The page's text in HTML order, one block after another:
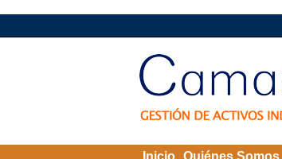
Inicio Quiénes Somos